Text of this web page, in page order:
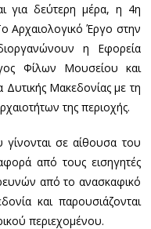
για δεύτερη μέρα, η 4η
Αρχαιολογικό Έργο στην
η Εφορεία
Φίλων Μουσείου και
Δυτικής Μακεδονίας με τη
της περιοχής.
σε αίθουσα του
από τους εισηγητές
από το ανασκαφικό
και παρουσιάζονται
περιεχομένου.